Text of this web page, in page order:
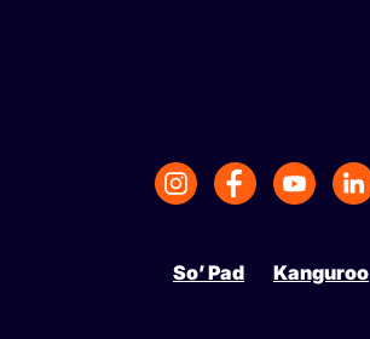
So’ Pad Kanguroo